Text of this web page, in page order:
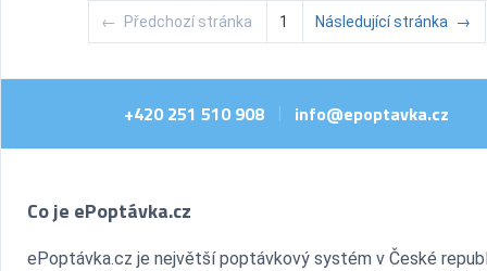
← Předchozí stránka 1 Následující stránka →
+420 251 510 908 | info@epoptavka.cz
Co je ePoptávka.cz
ePoptávka.cz je největší poptávkový systém v České